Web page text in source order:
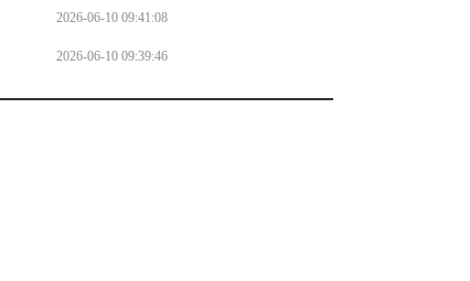
2026-06-10 09:41:08
2026-06-10 09:39:46